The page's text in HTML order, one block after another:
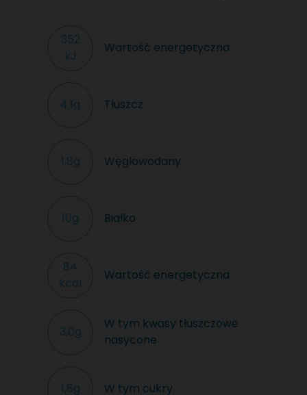
352
kJ
Wartość energetyczna
4,1g Tłuszcz
1,8g Węglowodany
10g Białko
84
kcal
Wartość energetyczna
3,0g
W tym kwasy tłuszczowe
nasycone
1,8g W tym cukry